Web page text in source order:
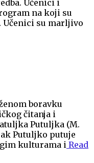
Učenici i
na koji su
Učenici su marljivo
boravku
čitanja i
Putuljka (M.
Putuljko putuje
kulturama i Read